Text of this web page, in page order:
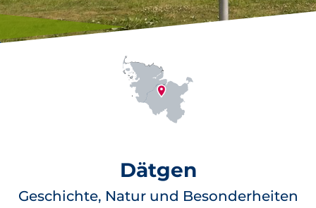
Dätgen
Geschichte, Natur und Besonderheiten